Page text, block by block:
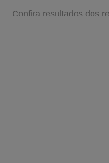
Confira resultados dos